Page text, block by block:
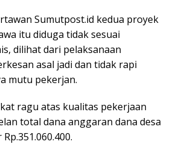
Sumutpost.id kedua proyek
itu diduga tidak sesuai
dilihat dari pelaksanaan
asal jadi dan tidak rapi
mutu pekerjan.
ragu atas kualitas pekerjaan
total dana anggaran dana desa